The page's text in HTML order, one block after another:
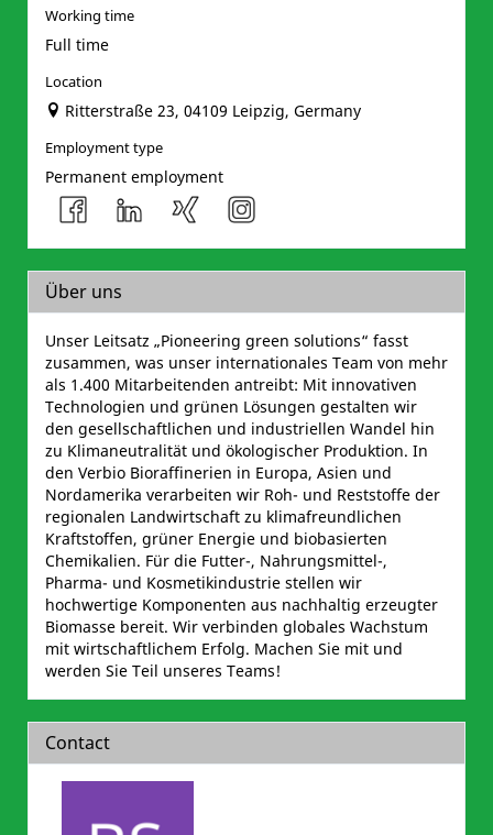
Working time
Full time
Location
Ritterstraße 23, 04109 Leipzig, Germany
Employment type
Permanent employment
Über uns
Unser Leitsatz „Pioneering green solutions“ fasst
zusammen, was unser internationales Team von mehr
als 1.400 Mitarbeitenden antreibt: Mit innovativen
Technologien und grünen Lösungen gestalten wir
den gesellschaftlichen und industriellen Wandel hin
zu Klimaneutralität und ökologischer Produktion. In
den Verbio Bioraffinerien in Europa, Asien und
Nordamerika verarbeiten wir Roh- und Reststoffe der
regionalen Landwirtschaft zu klimafreundlichen
Kraftstoffen, grüner Energie und biobasierten
Chemikalien. Für die Futter-, Nahrungsmittel-,
Pharma- und Kosmetikindustrie stellen wir
hochwertige Komponenten aus nachhaltig erzeugter
Biomasse bereit. Wir verbinden globales Wachstum
mit wirtschaftlichem Erfolg. Machen Sie mit und
werden Sie Teil unseres Teams!
Contact